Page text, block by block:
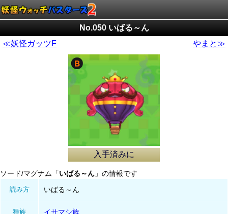
No.050 いばる～ん
≪妖怪ガッツF
やまと≫
入手済みに
ソード/マグナム「 いばる～ん 」の情報です
読み方 いばる～ん
種族 イサマシ族